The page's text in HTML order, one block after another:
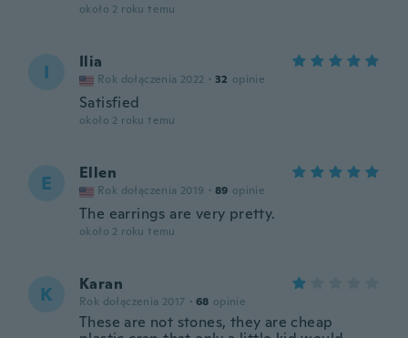
około 2 roku temu
I Ilia
Rok dołączenia 2022 · 32 opinie
Satisfied
około 2 roku temu
E Ellen
Rok dołączenia 2019 · 89 opinie
The earrings are very pretty.
około 2 roku temu
K Karan
Rok dołączenia 2017 · 68 opinie
These are not stones, they are cheap